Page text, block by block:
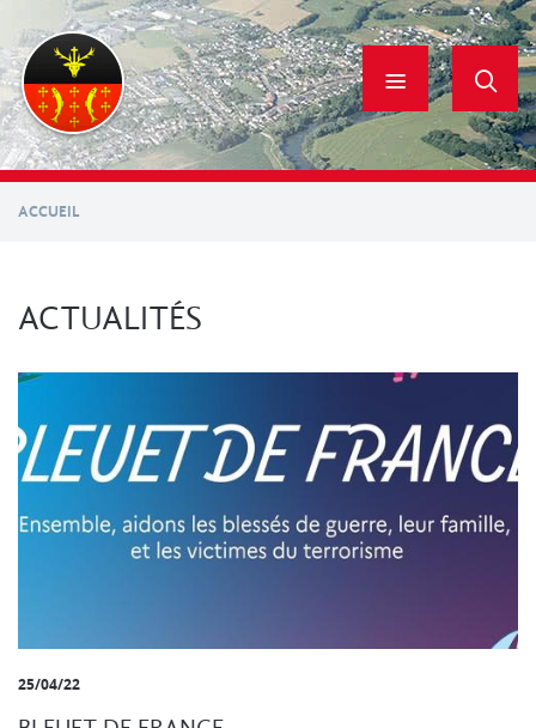
contenu
principal
ACCUEIL
ACTUALITÉS
25/04/22